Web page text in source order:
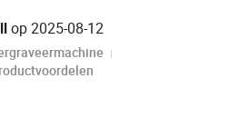
op2025-08-12